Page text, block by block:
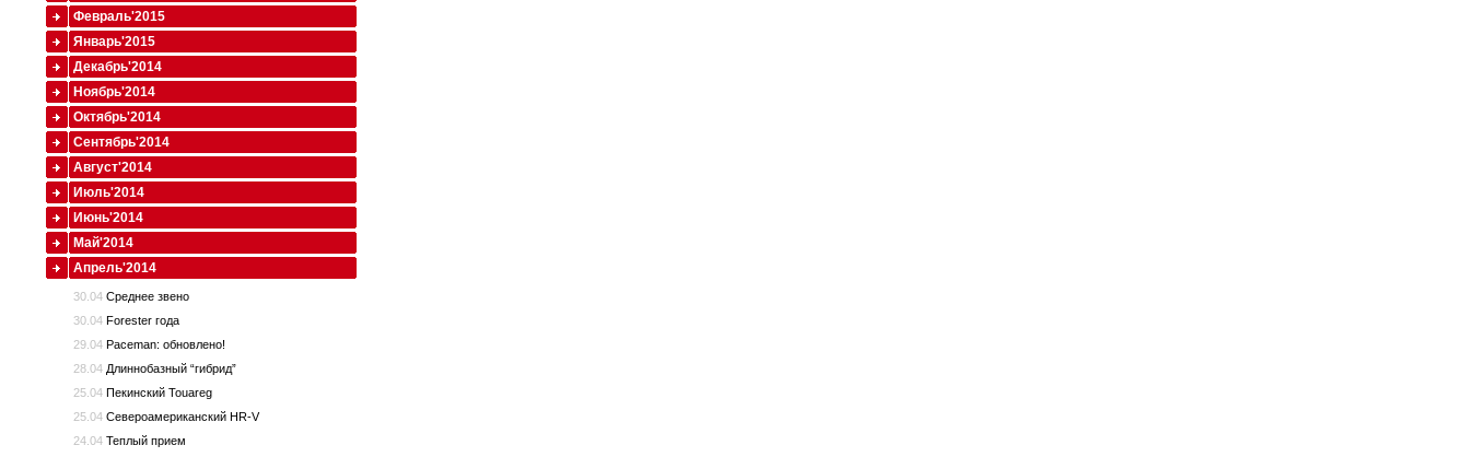
Февраль'2015
Январь'2015
Декабрь'2014
Ноябрь'2014
Октябрь'2014
Сентябрь'2014
Август'2014
Июль'2014
Июнь'2014
Май'2014
Апрель'2014
30.04 Среднее звено
30.04 Forester года
29.04 Paceman: обновлено!
28.04 Длиннобазный “гибрид”
25.04 Пекинский Touareg
25.04 Североамериканский HR-V
24.04 Теплый прием